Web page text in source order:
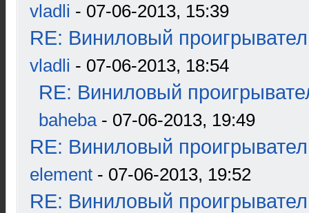
vladli - 07-06-2013, 15:39
RE: Виниловый
vladli - 07-06-2013, 18:54
RE: Виниловый
baheba- 07-06-2013, 19:49
RE: Виниловый
element - 07-06-2013, 19:52
RE: Виниловый